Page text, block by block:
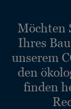
Möchten
Ihres
unserem
den
finden